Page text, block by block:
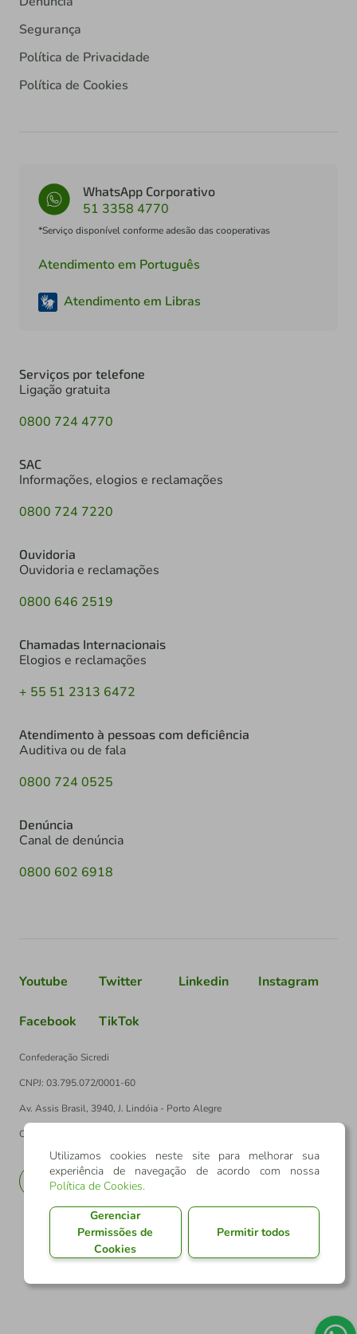
Segurança
Política de Privacidade
Política de Cookies
WhatsApp Corporativo
51 3358 4770
*Serviço disponível conforme adesão das cooperativas
Atendimento em Português
Atendimento em Libras
Serviços por telefone
Ligação gratuita
0800 724 4770
SAC
Informações, elogios e reclamações
0800 724 7220
Ouvidoria
Ouvidoria e reclamações
0800 646 2519
Chamadas Internacionais
Elogios e reclamações
+ 55 51 2313 6472
Atendimento à pessoas com deficiência
Auditiva ou de fala
0800 724 0525
Denúncia
Canal de denúncia
0800 602 6918
Youtube Twitter Linkedin Instagram
Facebook TikTok
Confederação Sicredi
CNPJ: 03.795.072/0001-60
Av. Assis Brasil, 3940, J. Lindóia - Porto Alegre
CEP: 91010-003
EN
Utilizamos cookies neste site para melhorar sua
experiência de navegação de acordo com nossa
Política de Cookies.
Gerenciar
Permissões de
Cookies
Permitir todos